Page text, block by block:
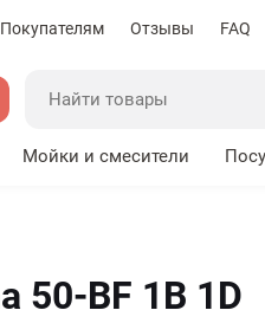
Покупателям Отзывы FAQ
Мойки и смесители
50-BF 1B 1D